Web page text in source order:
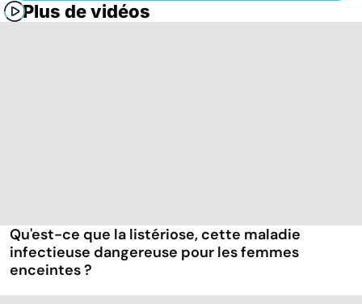
Plus de vidéos
Qu'est-ce que la listériose, cette maladie
infectieuse dangereuse pour les femmes
enceintes ?